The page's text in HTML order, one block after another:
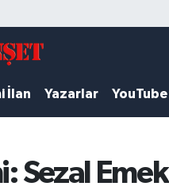
İlan Yazarlar YouTube
Sezal